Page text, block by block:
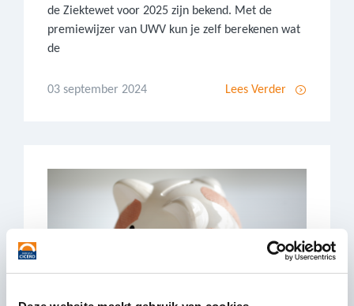
de Ziektewet voor 2025 zijn bekend. Met de
premiewijzer van UWV kun je zelf berekenen wat
de
03 september 2024 Lees Verder